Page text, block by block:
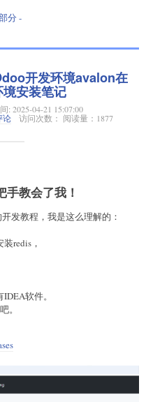
分 -
开发环境avalon在
安装笔记
: 2025-04-21 15:07:00
论 访问次数： 阅读量：1877
教会了我！
发教程，我是这么理解的：
redis，
软件。
。